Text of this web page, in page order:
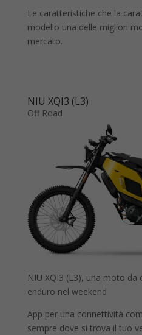
Le caratteristiche che la
modello una delle migliori
mercato.
NIU XQI3 (L3)
Off Road
NIU XQI3 (L3), una moto
enduro nel weekend
App per una connettività
sempre dove si trova il tuo